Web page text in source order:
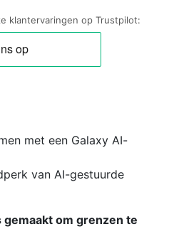
klantervaringen op Trustpilot:
met een Galaxy AI-
van AI-gestuurde
gemaakt om grenzen te